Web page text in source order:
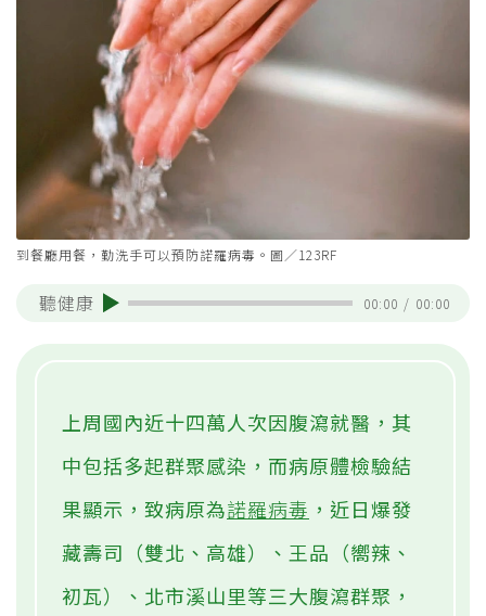
到餐廳用餐，勤洗手可以預防諾羅病毒。圖／123RF
聽健康 00:00 / 00:00
上周國內近十四萬人次因腹瀉就醫，其
中包括多起群聚感染，而病原體檢驗結
果顯示，致病原為諾羅病毒 ，近日爆發
藏壽司（雙北、高雄）、王品（嚮辣、
初瓦）、北市溪山里等三大腹瀉群聚，